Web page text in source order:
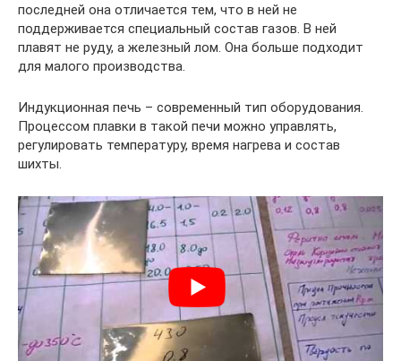
последней она отличается тем, что в ней не
поддерживается специальный состав газов. В ней
плавят не руду, а железный лом. Она больше подходит
для малого производства.
Индукционная печь – современный тип оборудования.
Процессом плавки в такой печи можно управлять,
регулировать температуру, время нагрева и состав
шихты.